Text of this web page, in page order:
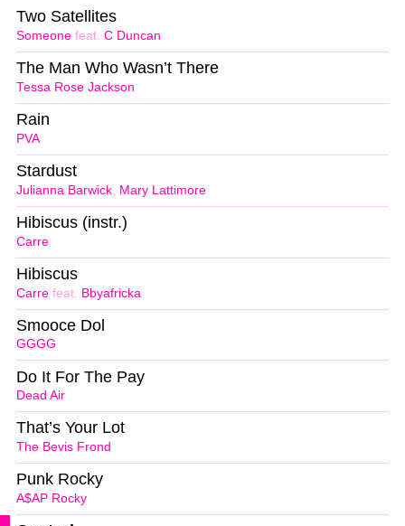
Someone feat. C Duncan
Two Satellites
Tessa Rose Jackson
The Man Who Wasn’t There
PVA
Rain
Julianna Barwick Mary Lattimore
Stardust
Carre
Hibiscus (instr.)
Carre feat. Bbyafricka
Hibiscus
GGGG
Smooce Dol
Dead Air
Do It For The Pay
The Bevis Frond
That’s Your Lot
A$AP Rocky
Punk Rocky